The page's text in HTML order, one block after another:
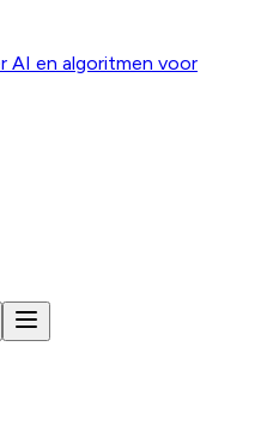
AI en algoritmen voor